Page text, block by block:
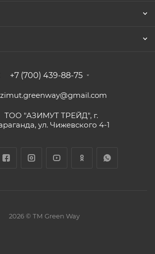
+7 (700) 439-88-75
ТОО "АЗИМУТ ТРЕЙД", г.
ул. Чижевского 4-1
2026 © ТМ Green Way